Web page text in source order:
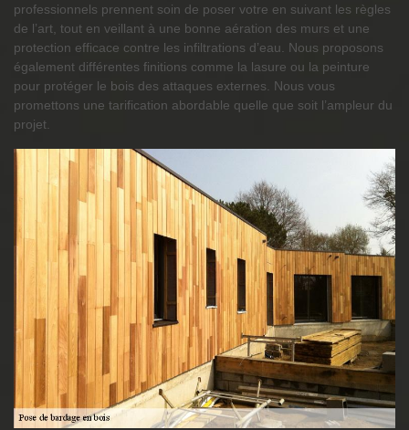
professionnels prennent soin de poser votre en suivant les règles
de l’art, tout en veillant à une bonne aération des murs et une
protection efficace contre les infiltrations d’eau. Nous proposons
également différentes finitions comme la lasure ou la peinture
pour protéger le bois des attaques externes. Nous vous
promettons une tarification abordable quelle que soit l’ampleur du
projet.